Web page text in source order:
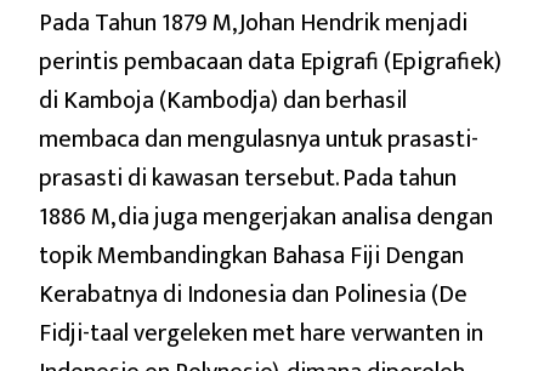
Pada Tahun 1879 M, Johan Hendrik menjadi
perintis pembacaan data Epigrafi (Epigrafiek)
di Kamboja (Kambodja) dan berhasil
membaca dan mengulasnya untuk prasasti-
prasasti di kawasan tersebut. Pada tahun
1886 M, dia juga mengerjakan analisa dengan
topik Membandingkan Bahasa Fiji Dengan
Kerabatnya di Indonesia dan Polinesia (De
Fidji-taal vergeleken met hare verwanten in